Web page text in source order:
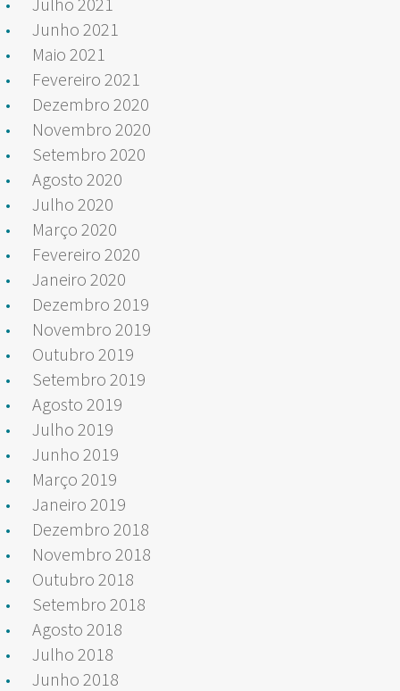
Junho 2021
Maio 2021
Fevereiro 2021
Dezembro 2020
Novembro 2020
Setembro 2020
Agosto 2020
Julho 2020
Março 2020
Fevereiro 2020
Janeiro 2020
Dezembro 2019
Novembro 2019
Outubro 2019
Setembro 2019
Agosto 2019
Julho 2019
Junho 2019
Março 2019
Janeiro 2019
Dezembro 2018
Novembro 2018
Outubro 2018
Setembro 2018
Agosto 2018
Julho 2018
Junho 2018